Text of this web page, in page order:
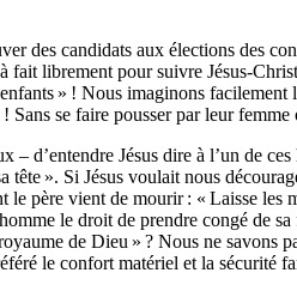
des candidats aux élections des
fait librement pour suivre Jésus-
» ! Nous imaginons
Sans se faire pousser par leur
d’entendre Jésus dire à l’un de
». Si Jésus voulait nous
père vient de mourir : « Laisse les
le droit de prendre congé de
de Dieu » ? Nous ne savons
le confort matériel et la sécurité